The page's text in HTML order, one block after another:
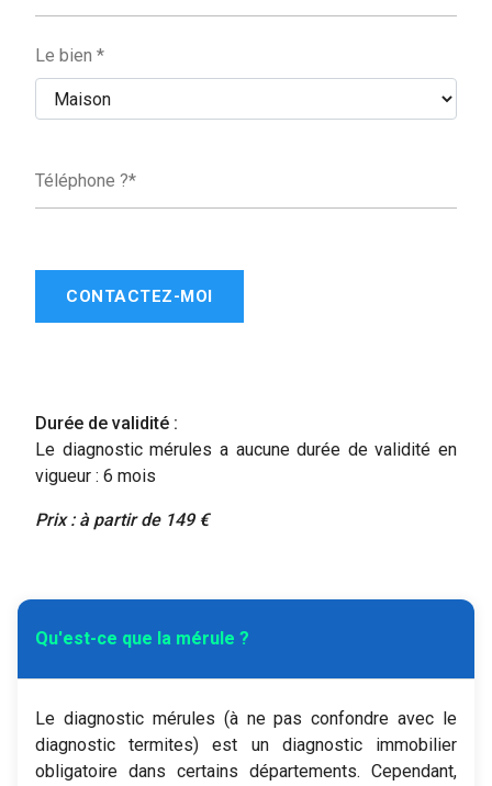
Le bien *
Téléphone ?*
CONTACTEZ-MOI
Durée de validité :
Le diagnostic mérules a aucune durée de validité en
vigueur : 6 mois
Prix : à partir de 149 €
Qu'est-ce que la mérule ?
Le diagnostic mérules (à ne pas confondre avec le
diagnostic termites) est un diagnostic immobilier
obligatoire dans certains départements. Cependant,